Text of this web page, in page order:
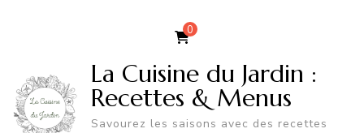
0
La Cuisine du Jardin :
Recettes & Menus
Savourez les saisons avec des recettes